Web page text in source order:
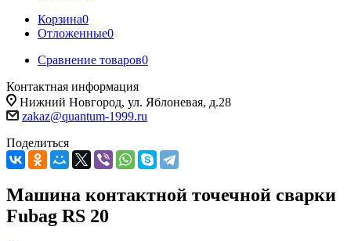
Корзина0
Отложенные0
Сравнение товаров0
Контактная информация
Нижний Новгород, ул. Яблоневая, д.28
zakaz@quantum-1999.ru
Поделиться
Машина контактной точечной сварки
Fubag RS 20